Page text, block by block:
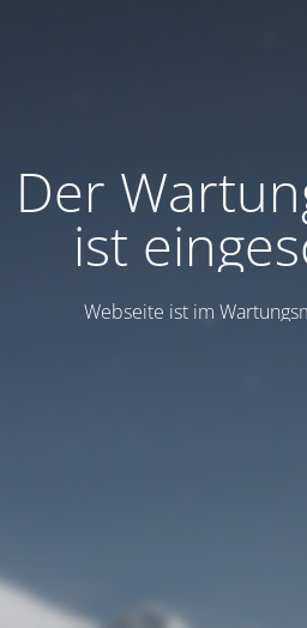
Der
ist
Webseite ist im